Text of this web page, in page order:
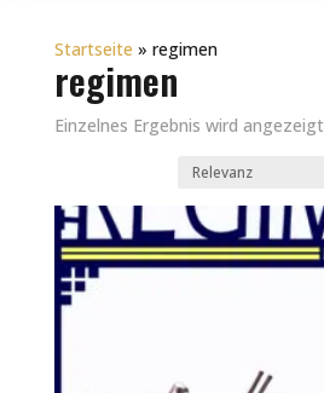
Startseite » regimen
regimen
Einzelnes Ergebnis wird angezeigt